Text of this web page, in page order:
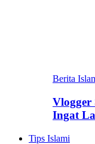
Berita
Vlogger
Ingat
Tips Islami